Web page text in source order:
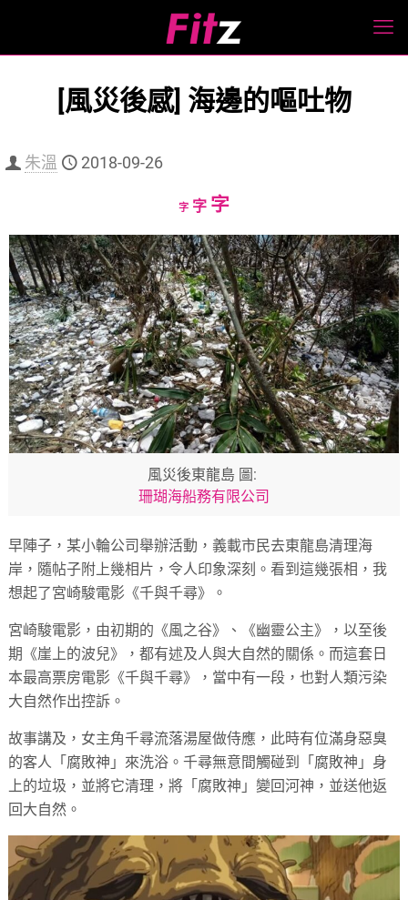
[風災後感] 海邊的嘔吐物
朱溫 2018-09-26
字Decrease
size.
字Reset
size.
字Increase
size.
風災後東龍島 圖:
珊瑚海船務有限公司
早陣子，某小輪公司舉辦活動，義載市民去東龍島清理海
岸，隨帖子附上幾相片，令人印象深刻。看到這幾張相，我
想起了宮崎駿電影《千與千尋》。
宮崎駿電影，由初期的《風之谷》、《幽靈公主》，以至後
期《崖上的波兒》，都有述及人與大自然的關係。而這套日
本最高票房電影《千與千尋》，當中有一段，也對人類污染
大自然作出控訴。
故事講及，女主角千尋流落湯屋做侍應，此時有位滿身惡臭
的客人「腐敗神」來洗浴。千尋無意間觸碰到「腐敗神」身
上的垃圾，並將它清理，將「腐敗神」變回河神，並送他返
回大自然。